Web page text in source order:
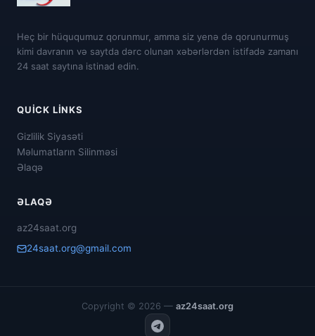
Heç bir hüququmuz qorunmur, amma siz yenə də qorunurmuş
kimi davranın və saytda dərc olunan xəbərlərdən istifadə zamanı
24 saat saytına istinad edin.
QUICK LINKS
Gizlilik Siyasəti
Məlumatların Silinməsi
Əlaqə
ƏLAQƏ
az24saat.org
24saat.org@gmail.com
Copyright © 2026 — az24saat.org